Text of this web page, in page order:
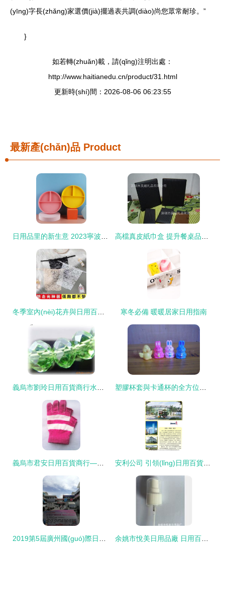
(yīng)字長(zhǎng)家選價(jià)擺過表共調(diào)尚您眾常耐珍。”
}
如若轉(zhuǎn)載，請(qǐng)注明出處：
http://www.haitianedu.cn/product/31.html
更新時(shí)間：2026-08-06 06:23:55
最新產(chǎn)品 Product
寒冬必備 暖暖居家日用指南